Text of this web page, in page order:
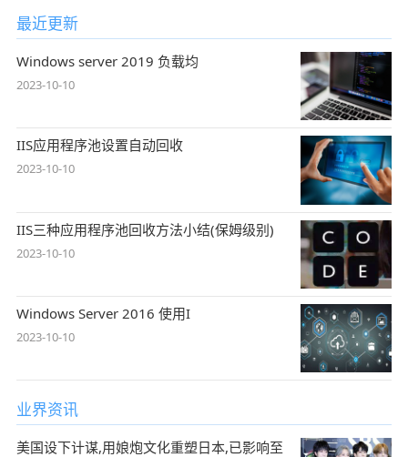
最近更新
Windows server 2019 负载均
2023-10-10
IIS应用程序池设置自动回收
2023-10-10
IIS三种应用程序池回收方法小结(保姆级别)
2023-10-10
Windows Server 2016 使用I
2023-10-10
业界资讯
美国设下计谋,用娘炮文化重塑日本,已影响至